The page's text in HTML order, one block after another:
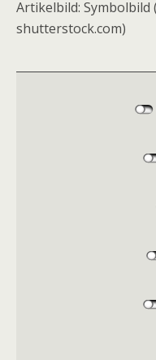
Artikelbild: Symbolbild
shutterstock.com)